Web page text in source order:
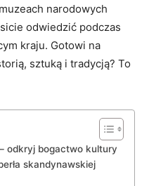
narodowych
odwiedzić⁢ podczas
kraju. ⁢Gotowi na
sztuką ⁣i tradycją? To
odkryj⁢ bogactwo kultury
skandynawskiej